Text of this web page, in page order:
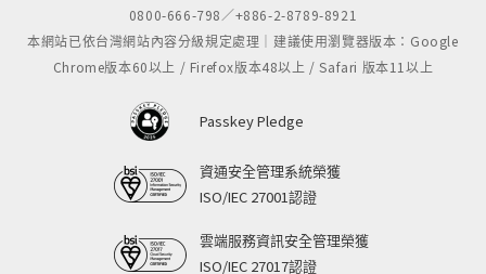
0800-666-798／+886-2-8789-8921
本網站已依台灣網站內容分級規定處理｜建議使用瀏覽器版本：Google
Chrome版本60以上 / Firefox版本48以上 / Safari 版本11以上
Passkey Pledge
資通安全管理系統榮獲
ISO/IEC 27001認證
雲端服務資訊安全管理榮獲
ISO/IEC 27017認證